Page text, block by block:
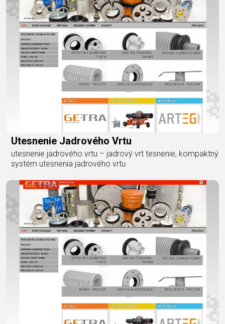
Utesnenie Jadrového Vrtu
utesnenie jadrového vrtu – jadrový vrt tesnenie, kompaktný
systém utesnenia jadrového vrtu